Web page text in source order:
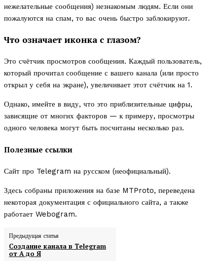
нежелательные сообщения) незнакомым людям. Если они
пожалуются на спам, то вас очень быстро заблокируют.
Что означает иконка с глазом?
Это счётчик просмотров сообщения. Каждый пользователь,
который прочитал сообщение с вашего канала (или просто
открыл у себя на экране), увеличивает этот счётчик на 1.
Однако, имейте в виду, что это приблизительные цифры,
зависящие от многих факторов — к примеру, просмотры
одного человека могут быть посчитаны несколько раз.
Полезные ссылки
Сайт про Telegram на русском (неофициальный).
Здесь собраны приложения на базе MTProto, переведена
некоторая документация с официального сайта, а также
работает Webogram.
Предыдущая статья
Создание канала в Telegram
от А до Я